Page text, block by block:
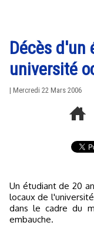
Décès d'un
université
| Mercredi 22 Mars 2006
Un étudiant de 20 ans est décédé après un malaise dans les
locaux de
dans le cadre du
embauche.